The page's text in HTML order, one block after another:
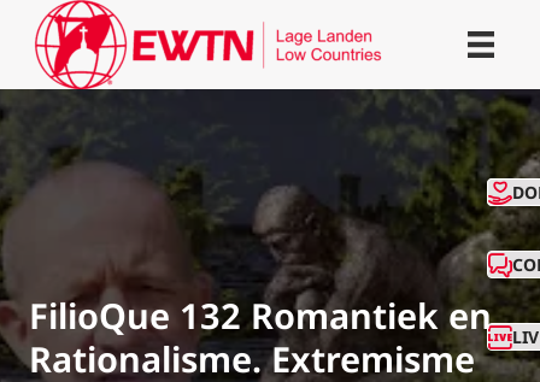
FilioQue 132 Romantiek en
Rationalisme. Extremisme